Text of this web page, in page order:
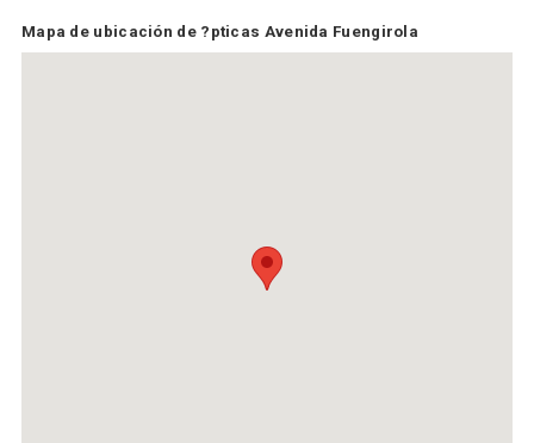
Mapa de ubicación de ?pticas Avenida Fuengirola